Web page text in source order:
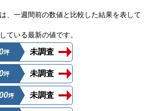
、一週間前の数値と比較した結果を表して
ている最新の値です。
坪 未調査
坪 未調査
坪 未調査